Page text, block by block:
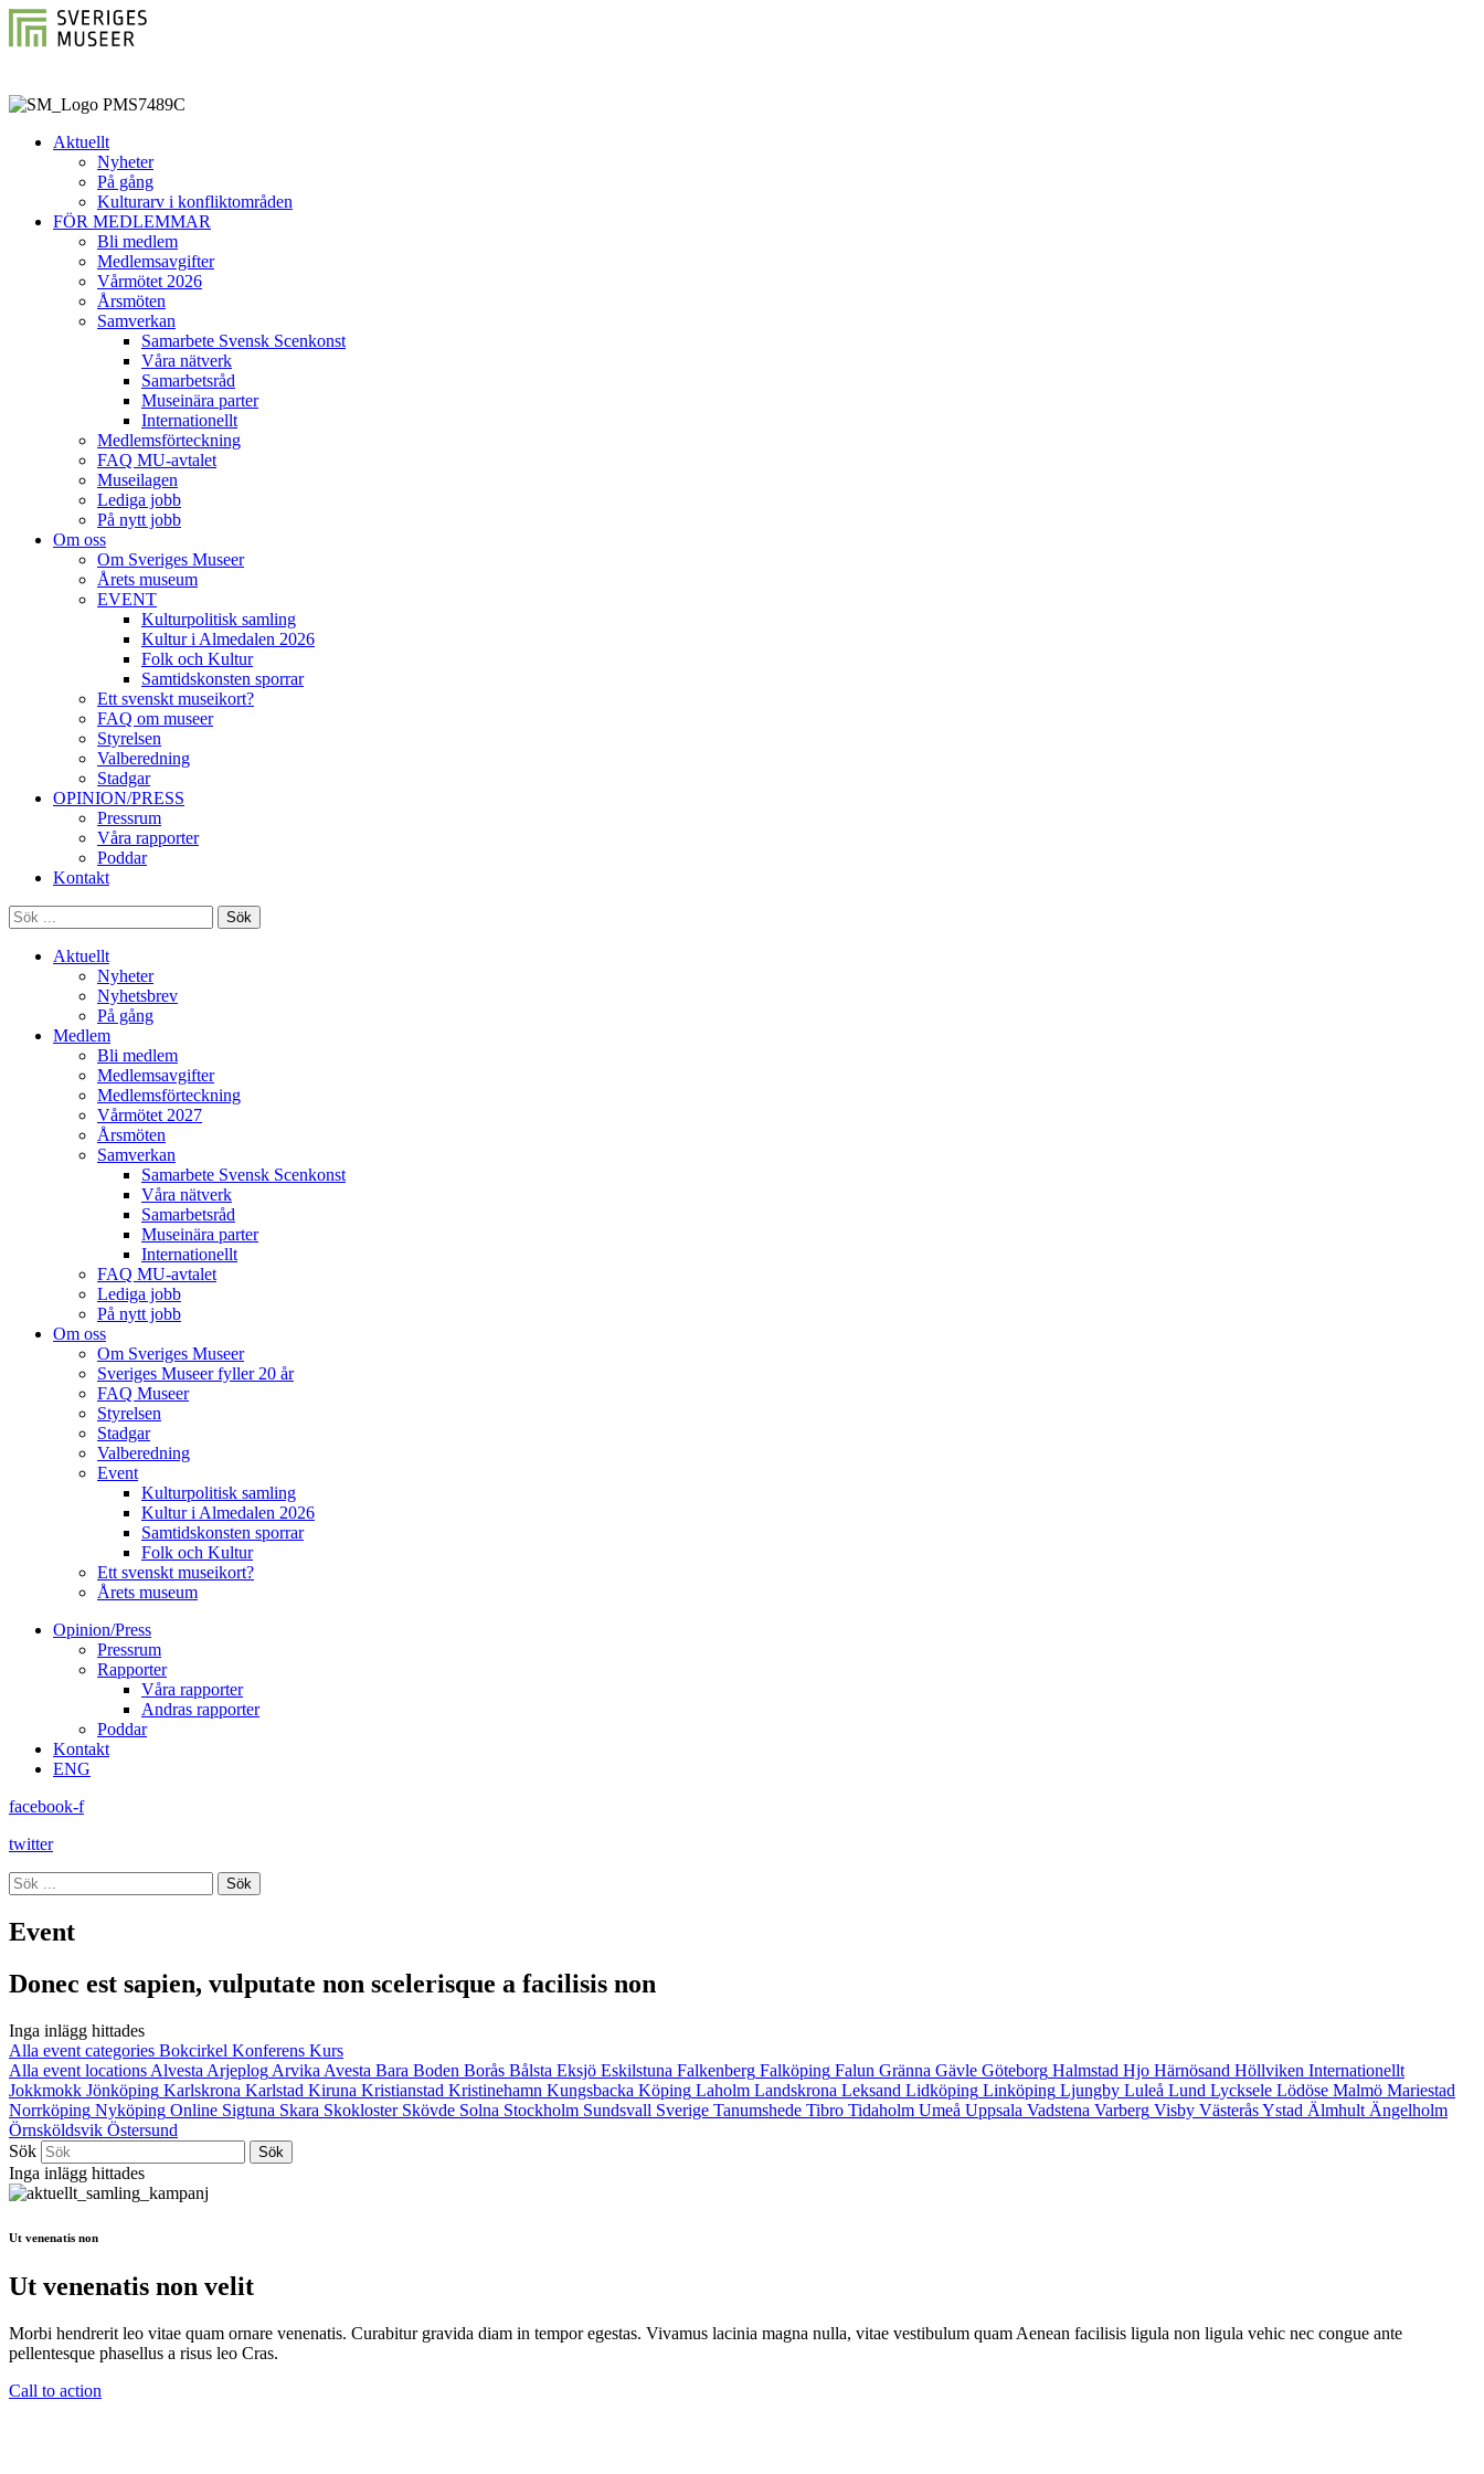
Aktuellt
Nyheter
På gång
Kulturarv i konfliktområden
FÖR MEDLEMMAR
Bli medlem
Medlemsavgifter
Vårmötet 2026
Årsmöten
Samverkan
Samarbete Svensk Scenkonst
Våra nätverk
Samarbetsråd
Museinära parter
Internationellt
Medlemsförteckning
FAQ MU-avtalet
Museilagen
Lediga jobb
På nytt jobb
Om oss
Om Sveriges Museer
Årets museum
EVENT
Kulturpolitisk samling
Kultur i Almedalen 2026
Folk och Kultur
Samtidskonsten sporrar
Ett svenskt museikort?
FAQ om museer
Styrelsen
Valberedning
Stadgar
OPINION/PRESS
Pressrum
Våra rapporter
Poddar
Kontakt
Sök
Aktuellt
Nyheter
Nyhetsbrev
På gång
Medlem
Bli medlem
Medlemsavgifter
Medlemsförteckning
Vårmötet 2027
Årsmöten
Samverkan
Samarbete Svensk Scenkonst
Våra nätverk
Samarbetsråd
Museinära parter
Internationellt
FAQ MU-avtalet
Lediga jobb
På nytt jobb
Om oss
Om Sveriges Museer
Sveriges Museer fyller 20 år
FAQ Museer
Styrelsen
Stadgar
Valberedning
Event
Kulturpolitisk samling
Kultur i Almedalen 2026
Samtidskonsten sporrar
Folk och Kultur
Ett svenskt museikort?
Årets museum
Opinion/Press
Pressrum
Rapporter
Våra rapporter
Andras rapporter
Poddar
Kontakt
ENG
facebook-f
twitter
Sök
Event
Donec est sapien, vulputate non scelerisque a facilisis non
Inga inlägg hittades
Alla event categories Bokcirkel Konferens Kurs
Alla event locations Alvesta Arjeplog Arvika Avesta Bara Boden Borås Bålsta Eksjö Eskilstuna Falkenberg Falköping Falun Gränna Gävle Göteborg Halmstad Hjo Härnösand Höllviken Internationellt
Jokkmokk Jönköping Karlskrona Karlstad Kiruna Kristianstad Kristinehamn Kungsbacka Köping Laholm Landskrona Leksand Lidköping Linköping Ljungby Luleå Lund Lycksele Lödöse Malmö Mariestad
Norrköping Nyköping Online Sigtuna Skara Skokloster Skövde Solna Stockholm Sundsvall Sverige Tanumshede Tibro Tidaholm Umeå Uppsala Vadstena Varberg Visby VästeråsYstad Älmhult Ängelholm
Örnsköldsvik Östersund
Sök
Inga inlägg hittades
Ut venenatis non
Ut venenatis non velit
Morbi hendrerit leo vitae quam ornare venenatis. Curabitur gravida diam in tempor egestas. Vivamus lacinia magna nulla, vitae vestibulum quam Aenean facilisis ligula non ligula vehic nec congue ante
pellentesque phasellus a risus leo Cras.
Call to action